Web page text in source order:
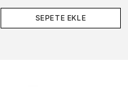
SEPETE EKLE